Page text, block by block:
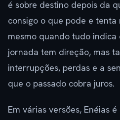
é sobre destino depois da
consigo o que pode e
mesmo quando tudo indica
jornada tem direção, mas
interrupções, perdas e a
que o passado cobra juros.
Em várias versões, Enéias